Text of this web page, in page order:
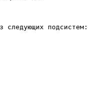
следующих подсистем: